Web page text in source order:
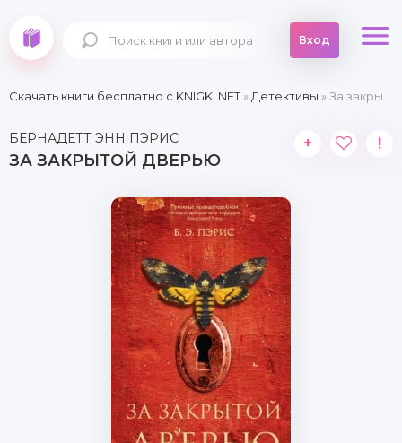
Вход
Скачать книги бесплатно c KNIGKI.NET» Детективы » За закрытой дверью
БЕРНАДЕТТ ЭНН ПЭРИС
ЗА ЗАКРЫТОЙ ДВЕРЬЮ
+ !